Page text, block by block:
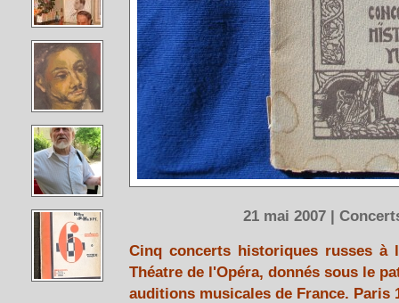
21 mai 2007 |
Cinq concerts historiques russes à
Théatre de l'Opéra, donnés sous le
auditions musicales de France. Paris